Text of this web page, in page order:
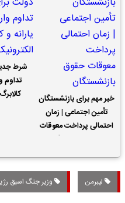
خبر مهم برای بازنشستگان
تأمین اجتماعی | زمان
احتمالی پرداخت معوقات
شرط
تداوم
لیبرمن وزیر جنگ اسبق